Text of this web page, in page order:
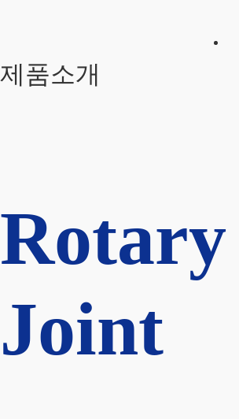
제품소개
Rotary
Joint